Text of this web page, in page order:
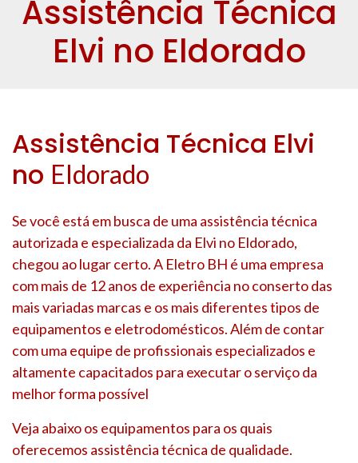
Assistência Técnica
Elvi no Eldorado
Assistência Técnica Elvi
no Eldorado
Se você está em busca de uma assistência técnica
autorizada e especializada da Elvi no Eldorado,
chegou ao lugar certo. A Eletro BH é uma empresa
com mais de 12 anos de experiência no conserto das
mais variadas marcas e os mais diferentes tipos de
equipamentos e eletrodomésticos. Além de contar
com uma equipe de profissionais especializados e
altamente capacitados para executar o serviço da
melhor forma possível
Veja abaixo os equipamentos para os quais
oferecemos assistência técnica de qualidade.